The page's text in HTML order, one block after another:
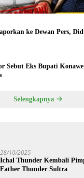
ke Dewan Pers,
Sebut Eks Bupati
Selengkapnya
28/10/2025
Ichal Thunder Kembali
Father Thunder Sultra